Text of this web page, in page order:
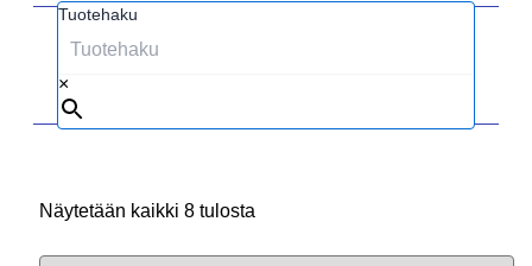
Tuotehaku
×
Näytetään kaikki 8 tulosta